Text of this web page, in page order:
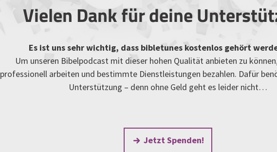
Vielen Dank für deine
Es ist uns sehr wichtig, dass bibletunes kostenlos gehört
Um unseren Bibelpodcast mit dieser hohen Qualität anbieten zu
professionell arbeiten und bestimmte Dienstleistungen bezahlen. Dafür
Unterstützung – denn ohne Geld geht es leider nicht…
Jetzt Spenden!